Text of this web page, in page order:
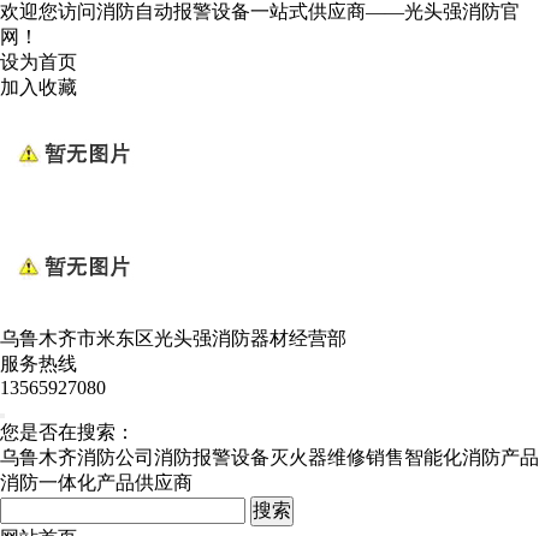
欢迎您访问消防自动报警设备一站式供应商——光头强消防官
网！
设为首页
加入收藏
乌鲁木齐市米东区光头强消防器材经营部
服务热线
13565927080
您是否在搜索：
乌鲁木齐消防公司 消防报警设备灭火器维修销售智能化消防产品
消防一体化产品供应商